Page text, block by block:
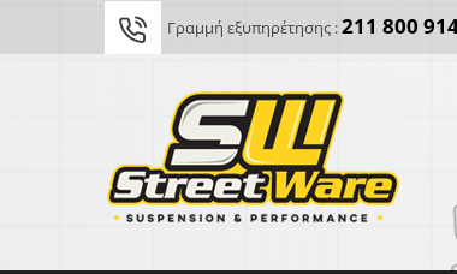
Γραμμή εξυπηρέτησης :211 800